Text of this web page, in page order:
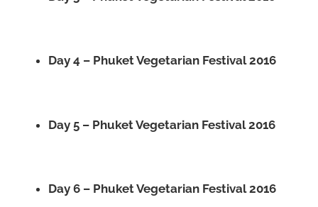
Day 4 – Phuket Vegetarian Festival 2016
Day 5 – Phuket Vegetarian Festival 2016
Day 6 – Phuket Vegetarian Festival 2016